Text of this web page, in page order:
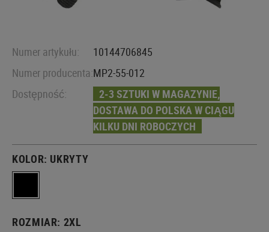
Numer artykułu:
10144706845
Numer producenta:MP2-55-012
Dostępność:
2-3 SZTUKI W MAGAZYNIE,
DOSTAWA DO POLSKA W CIĄGU
KILKU DNI ROBOCZYCH
KOLOR: UKRYTY
ROZMIAR: 2XL